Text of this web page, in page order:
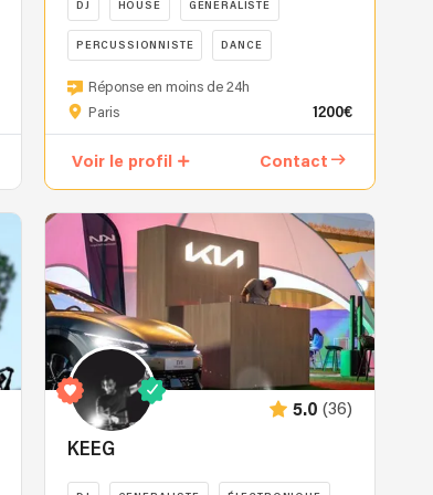
DJ HOUSE GENERALISTE
PERCUSSIONNISTE DANCE
Pourquoi
nous
bon
pour
un
mariage
ou
un
événement
n’est
jamais
Réponse en moins de 24h
Paris
1200€
Voir le profil Contact
5.0 (36)
KEEG